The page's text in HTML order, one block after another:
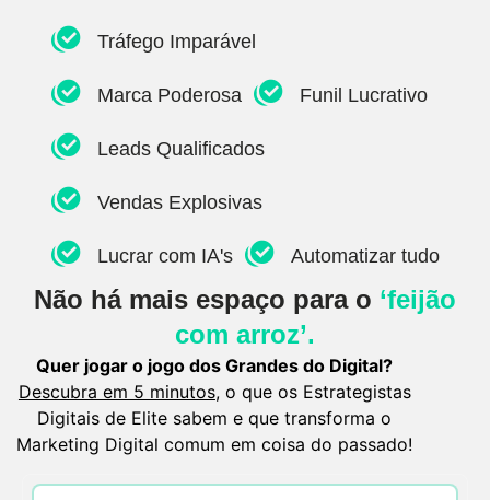
Tráfego Imparável
Marca Poderosa Funil Lucrativo
Leads Qualificados
Vendas Explosivas
Lucrar com IA's Automatizar tudo
Não há mais espaço para o ‘feijão
com arroz’.
Quer jogar o jogo dos Grandes do Digital?
Descubra em 5 minutos, o que os Estrategistas
Digitais de Elite sabem e que transforma o
Marketing Digital comum em coisa do passado!